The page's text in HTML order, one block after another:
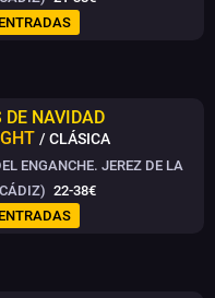
DE NAVIDAD
/ CLÁSICA
ENGANCHE. JEREZ DE LA
22-38€